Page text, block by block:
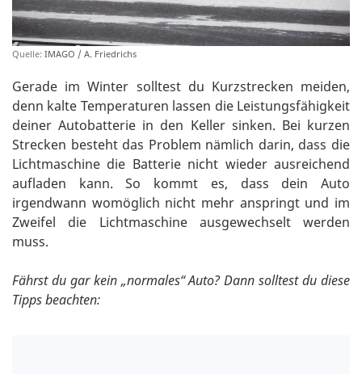
Quelle: IMAGO / A. Friedrichs
Gerade im Winter solltest du Kurzstrecken meiden,
denn kalte Temperaturen lassen die Leistungsfähigkeit
deiner Autobatterie in den Keller sinken. Bei kurzen
Strecken besteht das Problem nämlich darin, dass die
Lichtmaschine die Batterie nicht wieder ausreichend
aufladen kann. So kommt es, dass dein Auto
irgendwann womöglich nicht mehr anspringt und im
Zweifel die Lichtmaschine ausgewechselt werden
muss.
Fährst du gar kein „normales“ Auto? Dann solltest du diese
Tipps beachten: